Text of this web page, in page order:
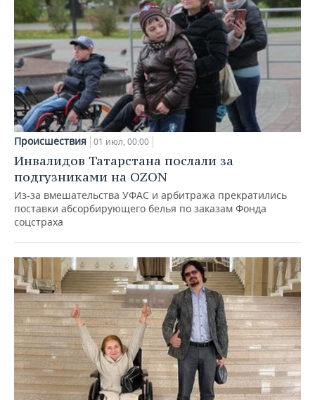
ХОККЕЙ С МЯЧОМ
ПРОИСШЕСТВИЯ
Происшествия 01 июл, 00:00
Инвалидов Татарстана послали за
подгузниками на OZON
Из-за вмешательства УФАС и арбитража прекратились
поставки абсорбирующего белья по заказам Фонда
соцстраха